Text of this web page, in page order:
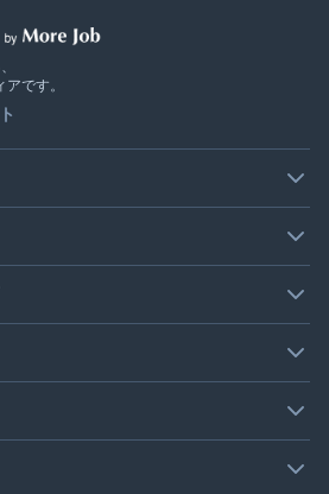
です。